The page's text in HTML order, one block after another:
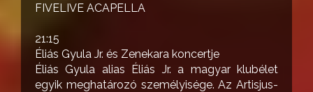
FIVELIVE ACAPELLA
21:15
Éliás Gyula Jr. és Zenekara koncertje
Éliás Gyula alias Éliás Jr. a magyar klubélet
egyik meghatározó személyisége. Az Artisjus-